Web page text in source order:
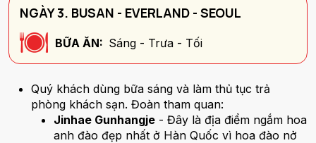
NGÀY 3. BUSAN - EVERLAND - SEOUL
BỮA ĂN: Sáng - Trưa - Tối
Quý khách dùng bữa sáng và làm thủ tục trả
phòng khách sạn. Đoàn tham quan:
Jinhae Gunhangje - Đây là địa điểm ngắm hoa
anh đào đẹp nhất ở Hàn Quốc vì hoa đào nở